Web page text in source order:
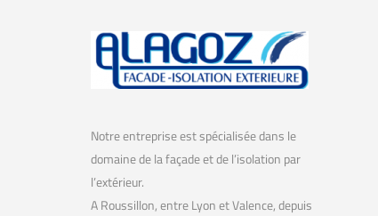
Notre entreprise est spécialisée dans le
domaine de la façade et de l’isolation par
l’extérieur.
A Roussillon, entre Lyon et Valence, depuis